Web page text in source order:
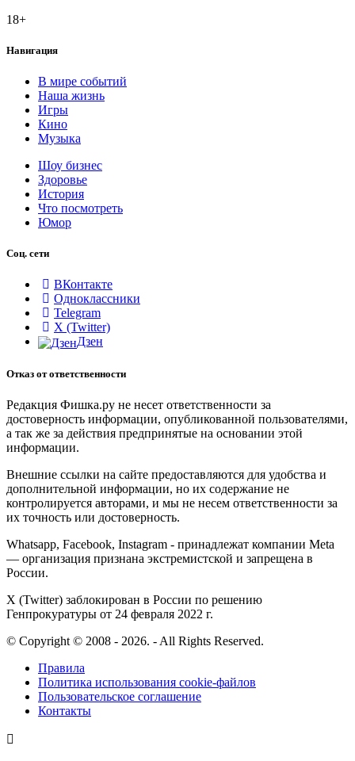
18+
Навигация
В мире событий
Наша жизнь
Игры
Кино
Музыка
Шоу бизнес
Здоровье
История
Что посмотреть
Юмор
Соц. сети
ВКонтакте
Одноклассники
Telegram
X (Twitter)
Дзен
Отказ от ответственности
Редакция Фишка.ру не несет ответственности за
достоверность информации, опубликованной пользователями,
а так же за действия предпринятые на основании этой
информации.
Внешние ссылки на сайте предоставляются для удобства и
дополнительной информации, но их содержание не
контролируется авторами, и мы не несем ответственности за
их точность или достоверность.
Whatsapp, Facebook, Instagram - принадлежат компании Meta
— организация признана экстремистской и запрещена в
России.
X (Twitter) заблокирован в России по решению
Генпрокуратуры от 24 февраля 2022 г.
© Copyright © 2008 - 2026. - All Rights Reserved.
Правила
Политика использования cookie-файлов
Пользовательское соглашение
Контакты